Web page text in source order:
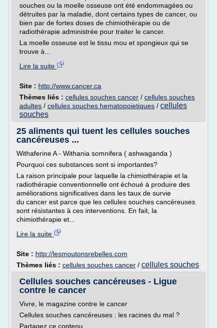
souches ou la moelle osseuse ont été endommagées ou
détruites par la maladie, dont certains types de cancer, ou
bien par de fortes doses de chimiothérapie ou de
radiothérapie administrée pour traiter le cancer.
La moelle osseuse est le tissu mou et spongieux qui se
trouve à...
Lire la suite
Site : http://www.cancer.ca
Thèmes liés : cellules souches cancer / cellules souches
adultes / cellules souches hematopoietiques / cellules
souches
25 aliments qui tuent les cellules souches
cancéreuses ...
Withaferine A - Withania somnifera ( ashwaganda )
Pourquoi ces substances sont si importantes?
La raison principale pour laquelle la chimiothérapie et la
radiothérapie conventionnelle ont échoué à produire des
améliorations significatives dans les taux de survie
du cancer est parce que les cellules souches cancéreuses
sont résistantes à ces interventions. En fait, la
chimiothérapie et...
Lire la suite
Site : http://lesmoutonsrebelles.com
Thèmes liés : cellules souches cancer / cellules souches
Cellules souches cancéreuses - Ligue
contre le cancer
Vivre, le magazine contre le cancer
Cellules souches cancéreuses : les racines du mal ?
Partagez ce contenu